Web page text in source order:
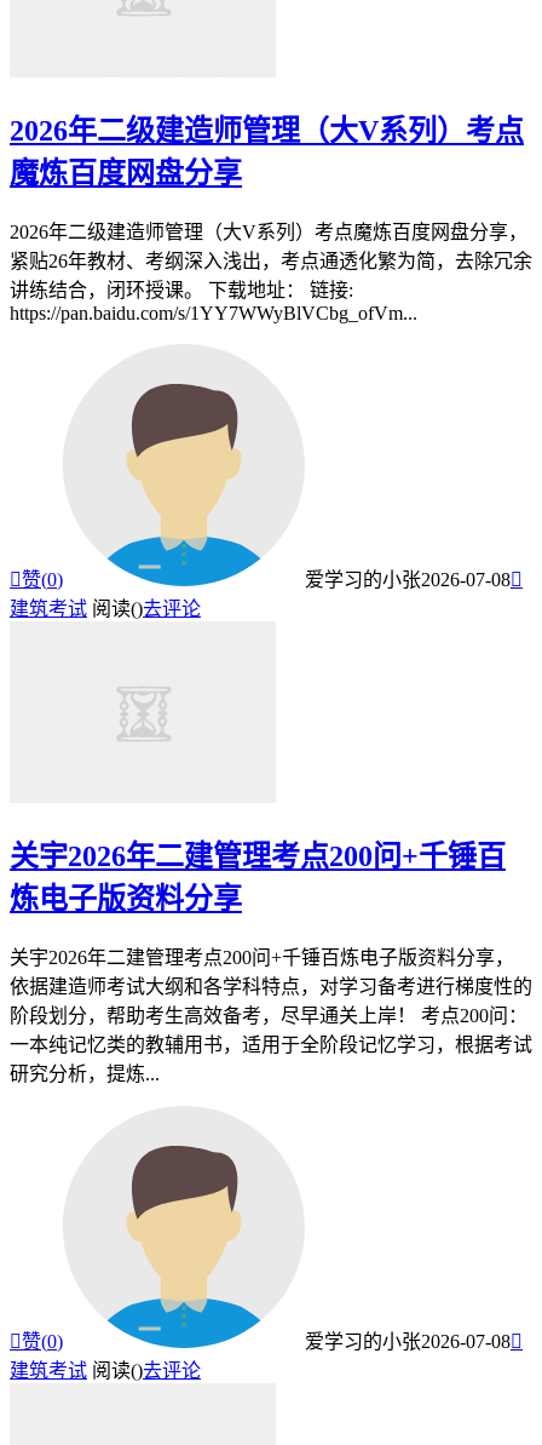
2026年二级建造师管理（大V系列）考点
魔炼百度网盘分享
2026年二级建造师管理（大V系列）考点魔炼百度网盘分享，
紧贴26年教材、考纲深入浅出，考点通透化繁为简，去除冗余
讲练结合，闭环授课。 下载地址： 链接:
https://pan.baidu.com/s/1YY7WWyBlVCbg_ofVm...
赞(0) 爱学习的小张2026-07-08
建筑考试 阅读()去评论
关宇2026年二建管理考点200问+千锤百
炼电子版资料分享
关宇2026年二建管理考点200问+千锤百炼电子版资料分享，
依据建造师考试大纲和各学科特点，对学习备考进行梯度性的
阶段划分，帮助考生高效备考，尽早通关上岸！ 考点200问：
一本纯记忆类的教辅用书，适用于全阶段记忆学习，根据考试
研究分析，提炼...
赞(0) 爱学习的小张2026-07-08
建筑考试 阅读()去评论